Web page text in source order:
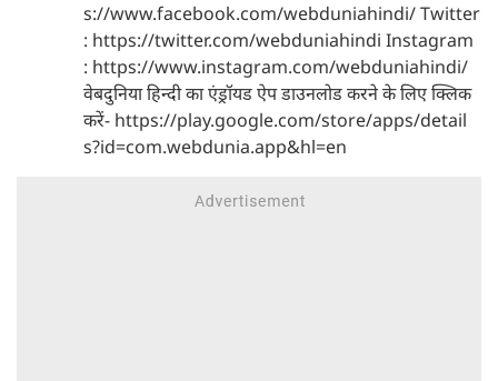
s://www.facebook.com/webduniahindi/ Twitter
: https://twitter.com/webduniahindi Instagram
: https://www.instagram.com/webduniahindi/
वेबदुनिया हिन्दी का एंड्रॉयड ऐप डाउनलोड करने के लिए क्लिक
करें- https://play.google.com/store/apps/detail
s?id=com.webdunia.app&hl=en